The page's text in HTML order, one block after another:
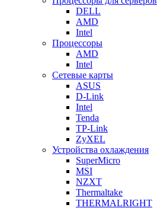
DELL
AMD
Intel
Процессоры
AMD
Intel
Сетевые карты
ASUS
D-Link
Intel
Tenda
TP-Link
ZyXEL
Устройства охлаждения
SuperMicro
MSI
NZXT
Thermaltake
THERMALRIGHT